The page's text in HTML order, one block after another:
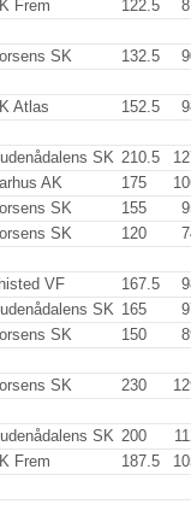
Frem 122.5
SK 132.5
Atlas 152.5
SK 210.5
AK 175
SK 155
SK 120
VF 167.5
SK 165
SK 150
SK 230
SK 200
Frem 187.5